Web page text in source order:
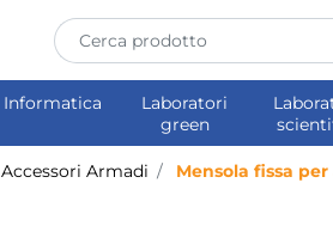
Informatica
Laboratori
green
Accessori Armadi Mensola fissa